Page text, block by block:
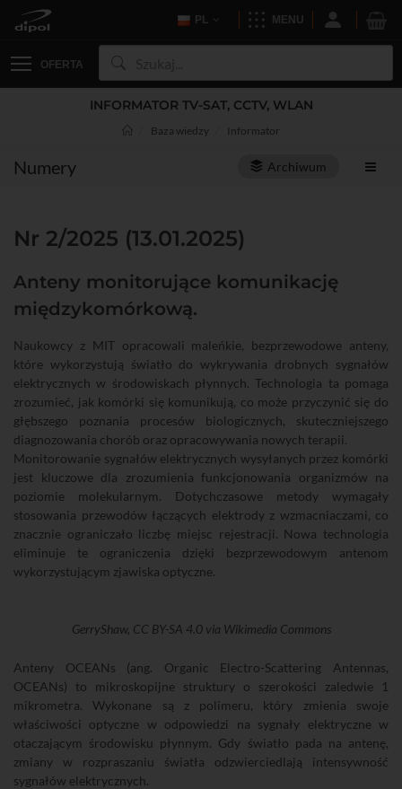
PL MENU
OFERTA
INFORMATOR TV-SAT, CCTV, WLAN
Baza wiedzy Informator
Numery Archiwum
Nr 2/2025 (13.01.2025)
Anteny monitorujące komunikację
międzykomórkową.
Naukowcy z MIT opracowali maleńkie, bezprzewodowe anteny,
które wykorzystują światło do wykrywania drobnych sygnałów
elektrycznych w środowiskach płynnych. Technologia ta pomaga
zrozumieć, jak komórki się komunikują, co może przyczynić się do
głębszego poznania procesów biologicznych, skuteczniejszego
diagnozowania chorób oraz opracowywania nowych terapii.
Monitorowanie sygnałów elektrycznych wysyłanych przez komórki
jest kluczowe dla zrozumienia funkcjonowania organizmów na
poziomie molekularnym. Dotychczasowe metody wymagały
stosowania przewodów łączących elektrody z wzmacniaczami, co
znacznie ograniczało liczbę miejsc rejestracji. Nowa technologia
eliminuje te ograniczenia dzięki bezprzewodowym antenom
wykorzystującym zjawiska optyczne.
GerryShaw, CC BY-SA 4.0 via Wikimedia Commons
Anteny OCEANs (ang. Organic Electro-Scattering Antennas,
OCEANs) to mikroskopijne struktury o szerokości zaledwie 1
mikrometra. Wykonane są z polimeru, który zmienia swoje
właściwości optyczne w odpowiedzi na sygnały elektryczne w
otaczającym środowisku płynnym. Gdy światło pada na antenę,
zmiany w rozpraszaniu światła odzwierciedlają intensywność
sygnałów elektrycznych.